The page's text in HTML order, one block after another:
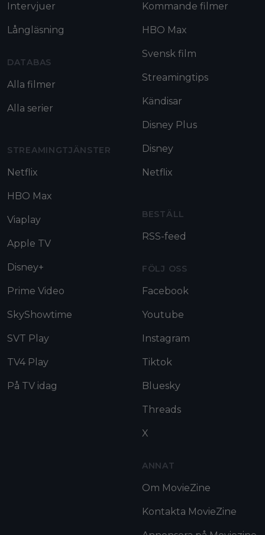
Intervjuer
Långläsning
DATABAS
Alla filmer
Alla serier
STREAMINGTJÄNSTER
Netflix
HBO Max
Viaplay
Apple TV
Disney+
Prime Video
SkyShowtime
SVT Play
TV4 Play
På TV idag
Kommande filmer
HBO Max
Svensk film
Streamingtips
Kändisar
Disney Plus
Disney
Netflix
BESTÄLL
RSS-feed
FÖLJ OSS
Facebook
Youtube
Instagram
Tiktok
Bluesky
Threads
X
ANNAT
Om MovieZine
Kontakta MovieZine